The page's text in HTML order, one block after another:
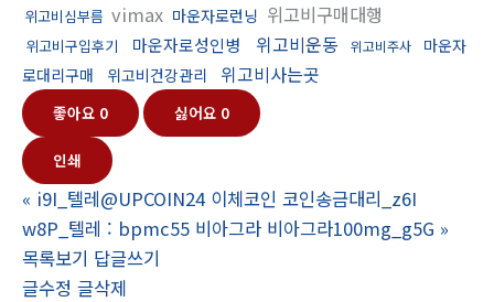
위고비심부름 vimax 마운자로런닝 위고비구매대행
위고비구입후기 마운자로성인병 위고비운동 위고비주사
마운자
로대리구매
위고비건강관리 위고비사는곳
좋아요 0 싫어요 0
인쇄
« i9I_텔레@UPCOIN24 이체코인 코인송금대리_z6I
w8P_텔레 : bpmc55 비아그라 비아그라100mg_g5G »
목록보기 답글쓰기
글수정 글삭제